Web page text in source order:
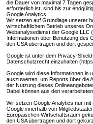
die Dauer von maximal 7 Tagen
erforderlich ist, sind bis zur
Google Analytics
Wir setzen auf Grundlage unserer
wirtschaftlichem Betrieb unseres
Webanalysedienst der Google LLC
Informationen über Benutzung des
den USA übertragen und dort
Google ist unter dem Privacy-
Datenschutzrecht einzuhalten
Google wird diese Informationen in
auszuwerten, um Reports über die
der Nutzung dieses
Dabei können aus den
Wir setzen Google Analytics nur
Google innerhalb von
Europäischen Wirtschaftsraum
den USA übertragen und dort